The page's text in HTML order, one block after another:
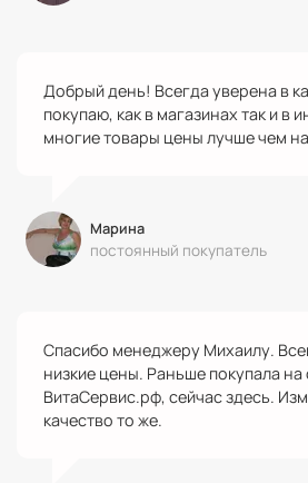
Добрый день! Всегда уверена в
покупаю, как в магазинах так и в
многие товары цены лучше чем
Марина
постоянный покупатель
Спасибо менеджеру Михаилу.
низкие цены. Раньше покупала на
ВитаСервис.рф, сейчас здесь.
качество то же.